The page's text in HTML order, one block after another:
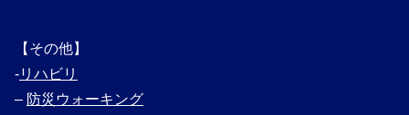
【その他】
‐リハビリ
– 防災ウォーキング